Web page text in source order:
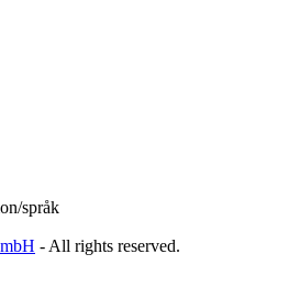
språk
- All rights reserved.